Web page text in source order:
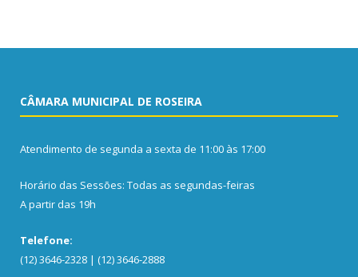
CÂMARA MUNICIPAL DE ROSEIRA
Atendimento de segunda a sexta de 11:00 às 17:00
Horário das Sessões: Todas as segundas-feiras
A partir das 19h
Telefone:
(12) 3646-2328 | (12) 3646-2888